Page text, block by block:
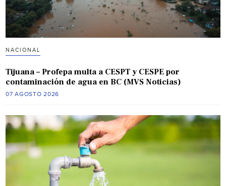
NACIONAL
Tijuana – Profepa multa a CESPT y CESPE por
contaminación de agua en BC (MVS Noticias)
07 AGOSTO 2026